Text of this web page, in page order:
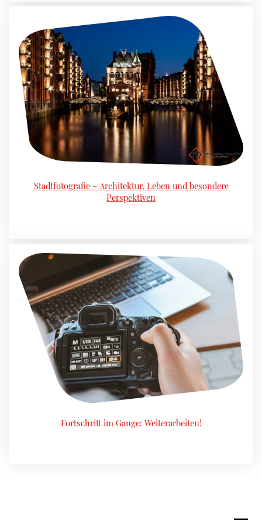
Stadtfotografie – Architektur, Leben und besondere
Perspektiven
Fortschritt im Gange: Weiterarbeiten!